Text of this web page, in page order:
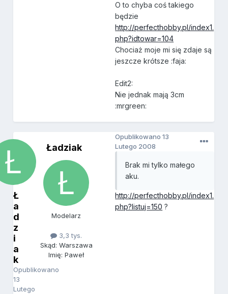
O to chyba coś takiego
będzie
http://perfecthobby.pl/index1.
php?idtowar=104
Chociaż moje mi się zdaje są
jeszcze krótsze :faja:
Edit2:
Nie jednak mają 3cm
:mrgreen:
Ł
a
d
z
i
a
k
Opublikowano
13
Lutego
Ładziak
Modelarz
3,3 tys.
Skąd: Warszawa
Imię: Paweł
Opublikowano13
Lutego 2008
Brak mi tylko małego
aku.
http://perfecthobby.pl/index1.
php?listuj=150 ?